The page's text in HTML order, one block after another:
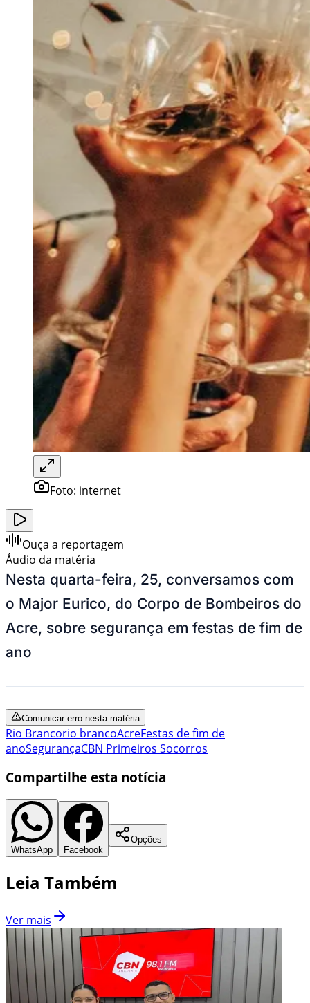
Foto: internet
Ouça a reportagem
Áudio da matéria
Nesta quarta-feira, 25, conversamos com
o Major Eurico, do Corpo de Bombeiros do
Acre, sobre segurança em festas de fim de
ano
Comunicar erro nesta matéria
Rio Brancorio brancoAcreFestas de fim de
anoSegurançaCBN Primeiros Socorros
Compartilhe esta notícia
WhatsApp Facebook
Opções
Leia Também
Ver mais